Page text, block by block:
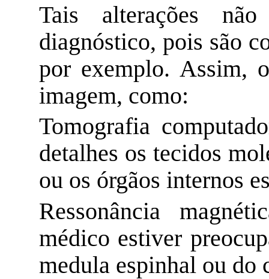
Tais alterações
diagnóstico, pois são
por exemplo. Assim,
imagem, como:
Tomografia
detalhes os tecidos
ou os órgãos internos
Ressonância
médico estiver
medula espinhal ou do